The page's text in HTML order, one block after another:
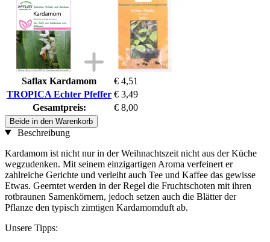
Saflax Kardamom
€ 4,51
TROPICA Echter Pfeffer € 3,49
Gesamtpreis:
€ 8,00
Beide in den Warenkorb
Beschreibung
Kardamom ist nicht nur in der Weihnachtszeit nicht aus der Küche
wegzudenken. Mit seinem einzigartigen Aroma verfeinert er
zahlreiche Gerichte und verleiht auch Tee und Kaffee das gewisse
Etwas. Geerntet werden in der Regel die Fruchtschoten mit ihren
rotbraunen Samenkörnern, jedoch setzen auch die Blätter der
Pflanze den typisch zimtigen Kardamomduft ab.
Unsere Tipps: